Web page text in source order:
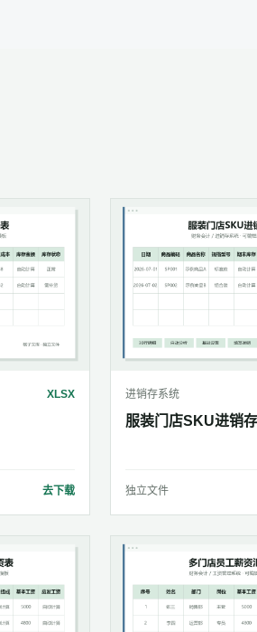
XLSX
去下载
进销存系统
服装门店SKU进销
独立文件